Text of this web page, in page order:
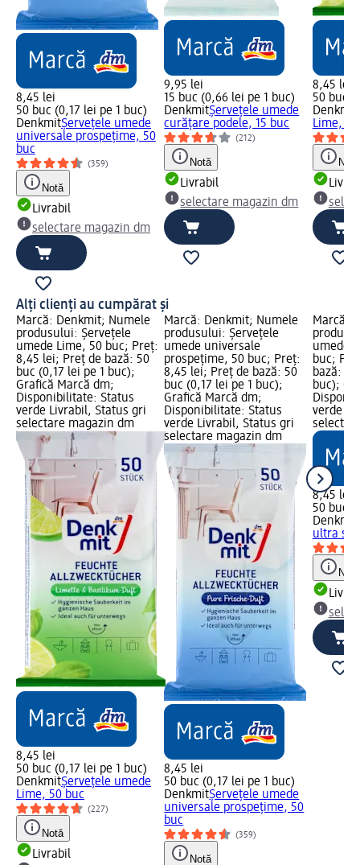
8,45 lei
50 buc (0,17 lei pe 1 buc)
DenkmitȘervețele umede
universale prospețime, 50
buc
(359)
Notă
Livrabil
selectare magazin dm
9,95 lei
15 buc (0,66 lei pe 1 buc)
DenkmitȘervețele umede
curățare podele, 15 buc
(212)
Notă
Livrabil
selectare magazin dm
8,45 lei
50 buc
Denkmit
Lime,
Notă
Alți clienți au cumpărat și
Marcă: Denkmit; Numele
produsului: Șervețele
umede Lime, 50 buc; Preț:
8,45 lei; Preț de bază: 50
buc (0,17 lei pe 1 buc);
Grafică Marcă dm;
Disponibilitate: Status
verde Livrabil, Status gri
selectare magazin dm
8,45 lei
50 buc (0,17 lei pe 1 buc)
DenkmitȘervețele umede
Lime, 50 buc
(227)
Notă
Livrabil
Marcă: Denkmit; Numele
produsului: Șervețele
umede universale
prospețime, 50 buc; Preț:
8,45 lei; Preț de bază: 50
buc (0,17 lei pe 1 buc);
Grafică Marcă dm;
Disponibilitate: Status
verde Livrabil, Status gri
selectare magazin dm
8,45 lei
50 buc (0,17 lei pe 1 buc)
DenkmitȘervețele umede
universale prospețime, 50
buc
(359)
Notă
Marcă:
umede
buc;
bază:
buc);
verde
8,45 lei
50 buc
Denkmit
ultra
Notă